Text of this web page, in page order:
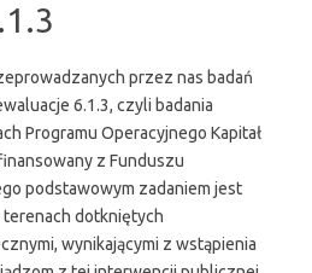
przez nas badań
6.1.3, czyli badania
Programu Operacyjnego Kapitał
z Funduszu
podstawowym zadaniem jest
terenach dotkniętych
wynikającymi z wstąpienia